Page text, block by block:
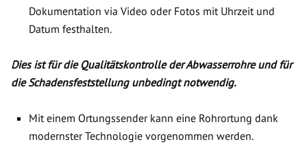
Dokumentation via Video oder Fotos mit Uhrzeit und
Datum festhalten.
Dies ist für die Qualitätskontrolle der Abwasserrohre und für
die Schadensfeststellung unbedingt notwendig.
Mit einem Ortungssender kann eine Rohrortung dank
modernster Technologie vorgenommen werden.